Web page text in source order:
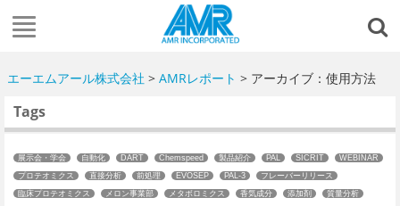
エーエムアール株式会社 > AMRレポート > アーカイブ：使用方法
Tags
展示会・学会 自動化 DART Chemspeed 製品紹介 PAL SICRIT
WEBINAR
プロテオミクス
直接分析 前処理 EVOSEP PAL-3
フレーバーリリース
臨床プロテオミクス
メロン事業部 メタボロミクス 香気成分 添加剤
質量分析